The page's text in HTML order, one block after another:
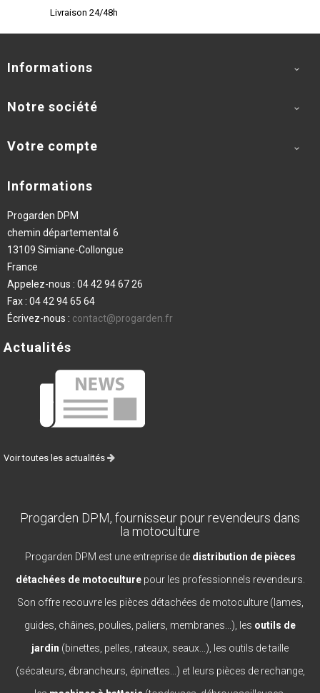
Livraison 24/48h
Informations 
Notre société 
Votre compte 
Informations
Progarden DPM
chemin départemental 6
13109 Simiane-Collongue
France
Appelez-nous : 04 42 94 67 26
Fax : 04 42 94 65 64
Écrivez-nous : contact@progarden.fr
Actualités
Voir toutes les actualités
Progarden DPM, fournisseur pour revendeurs dans
la motoculture
Progarden DPM est une entreprise de distribution de pièces
détachées de motoculturepour les professionnels revendeurs.
Son offre recouvre les pièces détachées de motoculture (lames,
guides, châines, poulies, paliers, membranes...), les outils de
jardin (binettes, pelles, rateaux, seaux...), les outils de taille
(sécateurs, ébrancheurs, épinettes...) et leurs pièces de rechange,